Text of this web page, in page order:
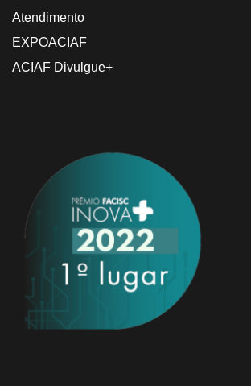
Atendimento
EXPOACIAF
ACIAF Divulgue+